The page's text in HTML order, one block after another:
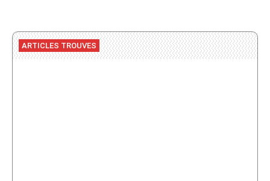
ARTICLES TROUVES